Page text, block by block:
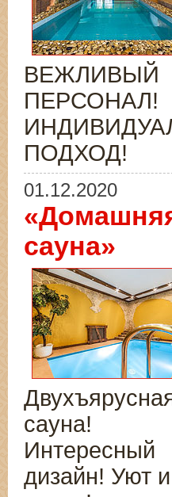
ВЕЖЛИВЫЙ
ПЕРСОНАЛ!
ПОДХОД!
01.12.2020
сауна»
сауна!
Интересный
дизайн! Уют и